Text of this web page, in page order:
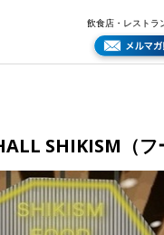
飲食店・レストラ
SHIKISM（